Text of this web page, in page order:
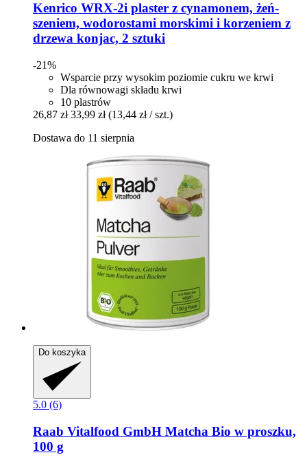
Kenrico WRX-​2i plaster z cynamonem, żeń-​
szeniem, wodorostami morskimi i korzeniem z
drzewa konjac, 2 sztuki
-21%
Wsparcie przy wysokim poziomie cukru we krwi
Dla równowagi składu krwi
10 plastrów
26,87 zł 33,99 zł (13,44 zł / szt.)
Dostawa do 11 sierpnia
Do koszyka
5.0 (6)
Raab Vitalfood GmbH Matcha Bio w proszku,
100 g